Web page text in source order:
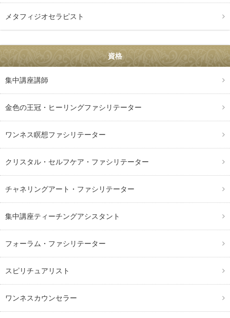
メタフィジオセラピスト
資格
集中講座講師
金色の王冠・ヒーリングファシリテーター
ワンネス瞑想ファシリテーター
クリスタル・セルフケア・ファシリテーター
チャネリングアート・ファシリテーター
集中講座ティーチングアシスタント
フォーラム・ファシリテーター
スピリチュアリスト
ワンネスカウンセラー